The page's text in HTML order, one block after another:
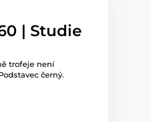
| Studie
trofeje není
černý.